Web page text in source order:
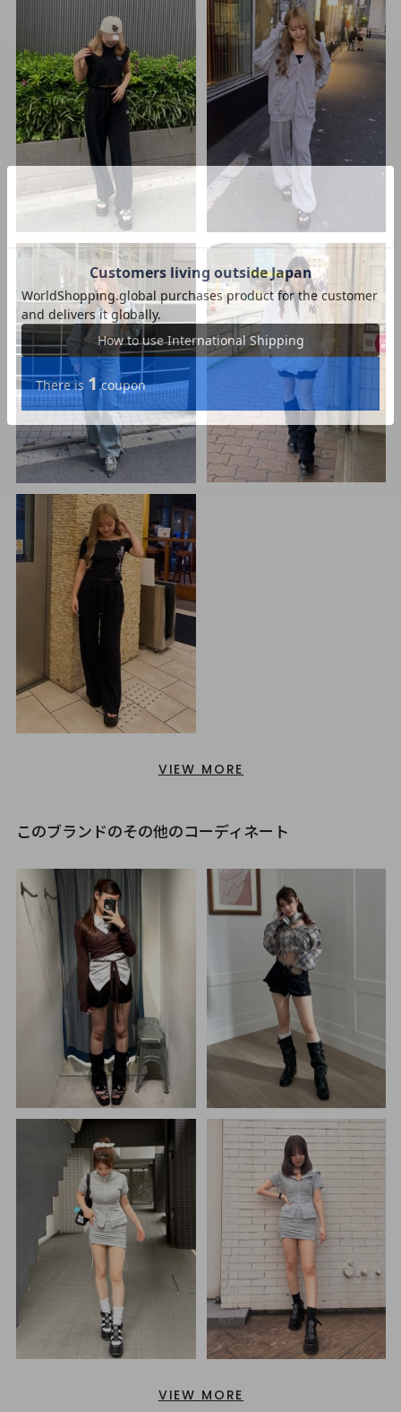
VIEW MORE
このブランドのその他のコーディネート
VIEW MORE